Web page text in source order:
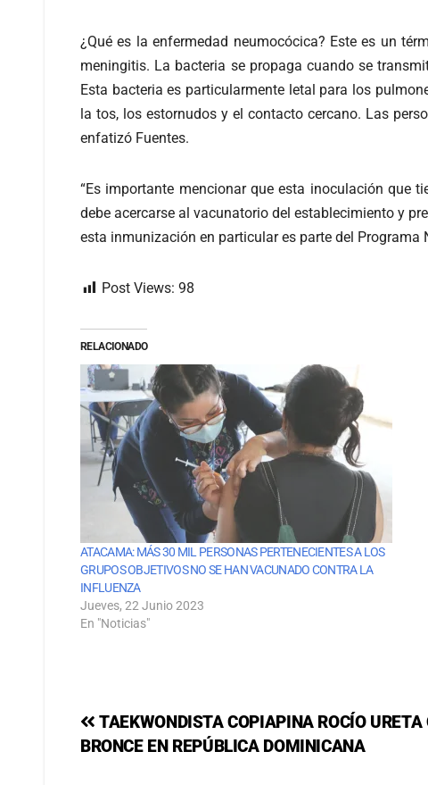
¿Qué es la enfermedad neumocócica? Este es un
meningitis. La bacteria se propaga cuando se
Esta bacteria es particularmente letal para los
la tos, los estornudos y el contacto cercano. Las
enfatizó Fuentes.
“Es importante mencionar que esta inoculación que
debe acercarse al vacunatorio del establecimiento y
esta inmunización en particular es parte del
Post Views: 98
RELACIONADO
ATACAMA: MÁS 30 MIL PERSONAS PERTENECIENTES A LOS
GRUPOS OBJETIVOS NO SE HAN VACUNADO CONTRA LA
INFLUENZA
Jueves, 22 Junio 2023
En "Noticias"
TAEKWONDISTA COPIAPINA ROCÍO
BRONCE EN REPÚBLICA DOMINICANA